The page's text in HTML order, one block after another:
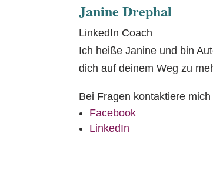
Janine Drephal
LinkedIn Coach
Ich heiße Janine und bin
dich auf deinem Weg zu
Bei Fragen kontaktiere
Facebook
LinkedIn